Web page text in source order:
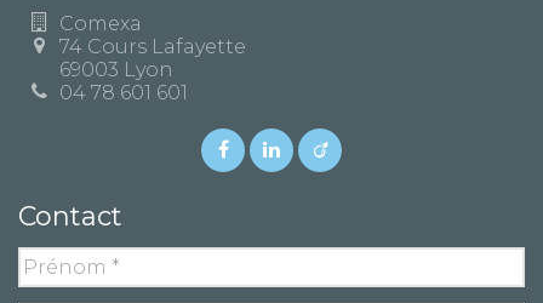
Comexa
74 Cours Lafayette
69003 Lyon
04 78 601 601
Contact